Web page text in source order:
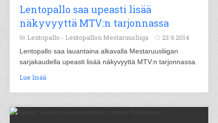
Lentopallo saa upeasti lisää
näkyvyyttä MTV:n tarjonnassa
Lentopallo - Lentopallon Mestaruusliiga 23.9.2014
Lentopallo saa lauantaina alkavalla Mestaruusliigan
sarjakaudella upeasti lisää näkyvyyttä MTV:n tarjonnassa.
Lue lisää